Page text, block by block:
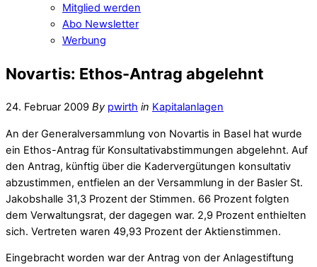
Mitglied werden
Abo Newsletter
Werbung
Novartis: Ethos-Antrag abgelehnt
24. Februar 2009 By pwirth in Kapitalanlagen
An der Generalversammlung von Novartis in Basel hat wurde
ein Ethos-Antrag für Konsultativabstimmungen abgelehnt. Auf
den Antrag, künftig über die Kadervergütungen konsultativ
abzustimmen, entfielen an der Versammlung in der Basler St.
Jakobshalle 31,3 Prozent der Stimmen. 66 Prozent folgten
dem Verwaltungsrat, der dagegen war. 2,9 Prozent enthielten
sich. Vertreten waren 49,93 Prozent der Aktienstimmen.
Eingebracht worden war der Antrag von der Anlagestiftung